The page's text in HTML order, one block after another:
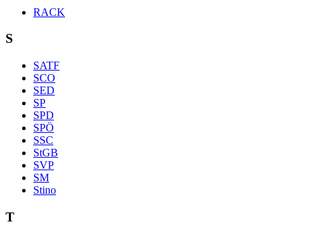
RACK
S
SATF
SCO
SED
SP
SPD
SPÖ
SSC
StGB
SVP
SM
Stino
T